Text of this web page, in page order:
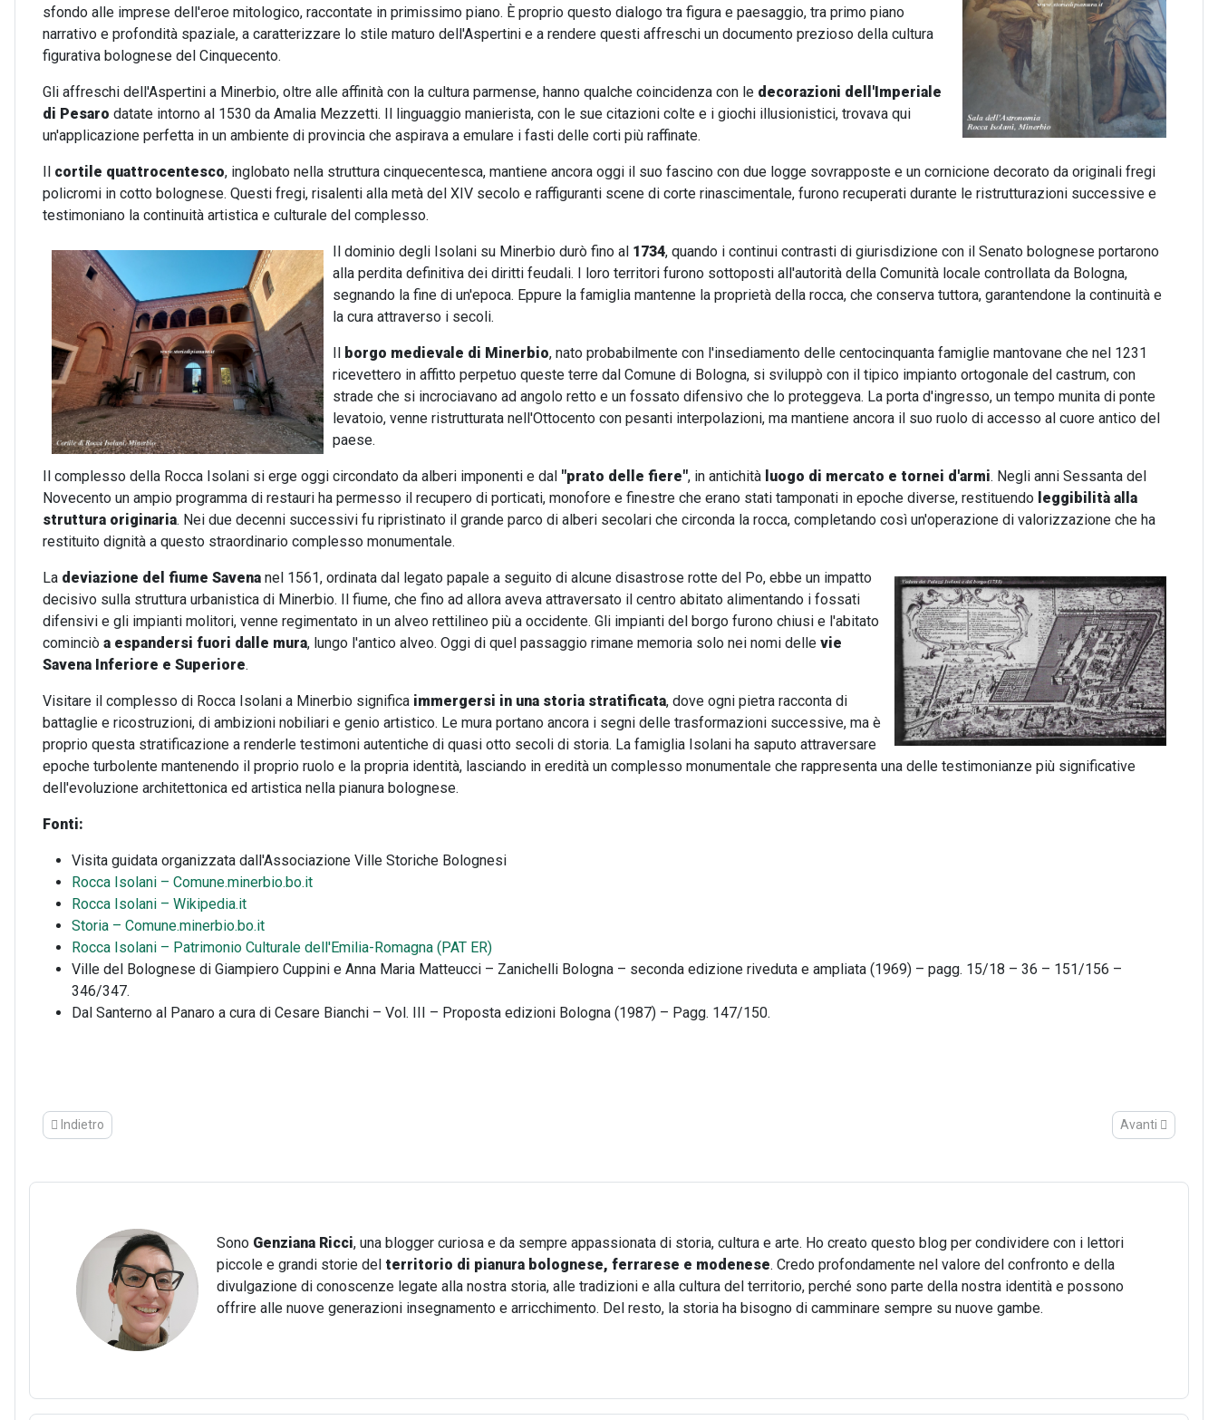
sfondo alle imprese dell'eroe mitologico, raccontate in primissimo piano. È proprio questo dialogo tra figura e paesaggio, tra primo piano
narrativo e profondità spaziale, a caratterizzare lo stile maturo dell'Aspertini e a rendere questi affreschi un documento prezioso della cultura
figurativa bolognese del Cinquecento.
Gli affreschi dell'Aspertini a Minerbio, oltre alle affinità con la cultura parmense, hanno qualche coincidenza con le decorazioni dell'Imperiale
di Pesaro datate intorno al 1530 da Amalia Mezzetti. Il linguaggio manierista, con le sue citazioni colte e i giochi illusionistici, trovava qui
un'applicazione perfetta in un ambiente di provincia che aspirava a emulare i fasti delle corti più raffinate.
Il cortile quattrocentesco, inglobato nella struttura cinquecentesca, mantiene ancora oggi il suo fascino con due logge sovrapposte e un cornicione decorato da originali fregi
policromi in cotto bolognese. Questi fregi, risalenti alla metà del XIV secolo e raffiguranti scene di corte rinascimentale, furono recuperati durante le ristrutturazioni successive e
testimoniano la continuità artistica e culturale del complesso.
Il dominio degli Isolani su Minerbio durò fino al 1734, quando i continui contrasti di giurisdizione con il Senato bolognese portarono
alla perdita definitiva dei diritti feudali. I loro territori furono sottoposti all'autorità della Comunità locale controllata da Bologna,
segnando la fine di un'epoca. Eppure la famiglia mantenne la proprietà della rocca, che conserva tuttora, garantendone la continuità e
la cura attraverso i secoli.
Il borgo medievale di Minerbio, nato probabilmente con l'insediamento delle centocinquanta famiglie mantovane che nel 1231
ricevettero in affitto perpetuo queste terre dal Comune di Bologna, si sviluppò con il tipico impianto ortogonale del castrum, con
strade che si incrociavano ad angolo retto e un fossato difensivo che lo proteggeva. La porta d'ingresso, un tempo munita di ponte
levatoio, venne ristrutturata nell'Ottocento con pesanti interpolazioni, ma mantiene ancora il suo ruolo di accesso al cuore antico del
paese.
Il complesso della Rocca Isolani si erge oggi circondato da alberi imponenti e dal "prato delle fiere", in antichità luogo di mercato e tornei d'armi. Negli anni Sessanta del
Novecento un ampio programma di restauri ha permesso il recupero di porticati, monofore e finestre che erano stati tamponati in epoche diverse, restituendo leggibilità alla
struttura originaria. Nei due decenni successivi fu ripristinato il grande parco di alberi secolari che circonda la rocca, completando così un'operazione di valorizzazione che ha
restituito dignità a questo straordinario complesso monumentale.
La deviazione del fiume Savena nel 1561, ordinata dal legato papale a seguito di alcune disastrose rotte del Po, ebbe un impatto
decisivo sulla struttura urbanistica di Minerbio. Il fiume, che fino ad allora aveva attraversato il centro abitato alimentando i fossati
difensivi e gli impianti molitori, venne regimentato in un alveo rettilineo più a occidente. Gli impianti del borgo furono chiusi e l'abitato
cominciò a espandersi fuori dalle mura, lungo l'antico alveo. Oggi di quel passaggio rimane memoria solo nei nomi delle vie
Savena Inferiore e Superiore.
Visitare il complesso di Rocca Isolani a Minerbio significa immergersi in una storia stratificata, dove ogni pietra racconta di
battaglie e ricostruzioni, di ambizioni nobiliari e genio artistico. Le mura portano ancora i segni delle trasformazioni successive, ma è
proprio questa stratificazione a renderle testimoni autentiche di quasi otto secoli di storia. La famiglia Isolani ha saputo attraversare
epoche turbolente mantenendo il proprio ruolo e la propria identità, lasciando in eredità un complesso monumentale che rappresenta una delle testimonianze più significative
dell'evoluzione architettonica ed artistica nella pianura bolognese.
Fonti:
Visita guidata organizzata dall'Associazione Ville Storiche Bolognesi
Rocca Isolani – Comune.minerbio.bo.it
Rocca Isolani – Wikipedia.it
Storia – Comune.minerbio.bo.it
Rocca Isolani – Patrimonio Culturale dell'Emilia-Romagna (PAT ER)
Ville del Bolognese di Giampiero Cuppini e Anna Maria Matteucci – Zanichelli Bologna – seconda edizione riveduta e ampliata (1969) – pagg. 15/18 – 36 – 151/156 –
346/347.
Dal Santerno al Panaro a cura di Cesare Bianchi – Vol. III – Proposta edizioni Bologna (1987) – Pagg. 147/150.
Articolo precedente: Il Palazzo Ducale di Sassuolo: un viaggio tra affreschi barocchi e illusioni prospettiche
Indietro Articolo
Avanti
Sono Genziana Ricci, una blogger curiosa e da sempre appassionata di storia, cultura e arte. Ho creato questo blog per condividere con i lettori
piccole e grandi storie del territorio di pianura bolognese, ferrarese e modenese. Credo profondamente nel valore del confronto e della
divulgazione di conoscenze legate alla nostra storia, alle tradizioni e alla cultura del territorio, perché sono parte della nostra identità e possono
offrire alle nuove generazioni insegnamento e arricchimento. Del resto, la storia ha bisogno di camminare sempre su nuove gambe.